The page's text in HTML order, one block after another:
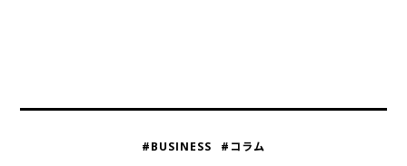
#BUSINESS #コラム